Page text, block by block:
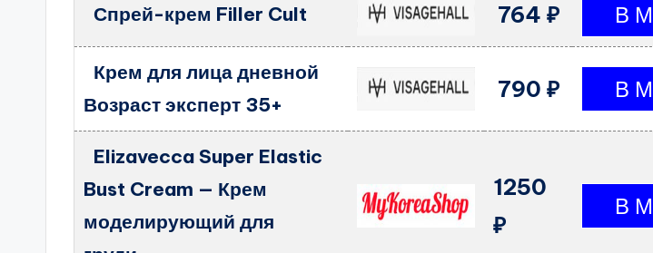
Спрей-крем Filler Cult 764 ₽
Крем для лица дневной
Возраст эксперт 35+
790 ₽
Elizavecca Super Elastic
Bust Cream — Крем
моделирующий для
1250
₽